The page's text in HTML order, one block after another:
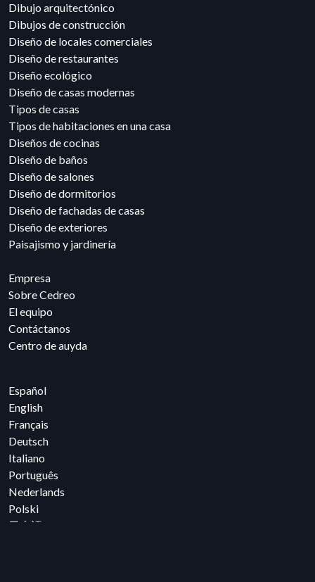
Dibujo arquitectónico
Dibujos de construcción
Diseño de locales comerciales
Diseño de restaurantes
Diseño ecológico
Diseño de casas modernas
Tipos de casas
Tipos de habitaciones en una casa
Diseños de cocinas
Diseño de baños
Diseño de salones
Diseño de dormitorios
Diseño de fachadas de casas
Diseño de exteriores
Paisajismo y jardinería
Empresa
Sobre Cedreo
El equipo
Contáctanos
Centro de auyda
Español
English
Français
Deutsch
Italiano
Português
Nederlands
Polski
日本語